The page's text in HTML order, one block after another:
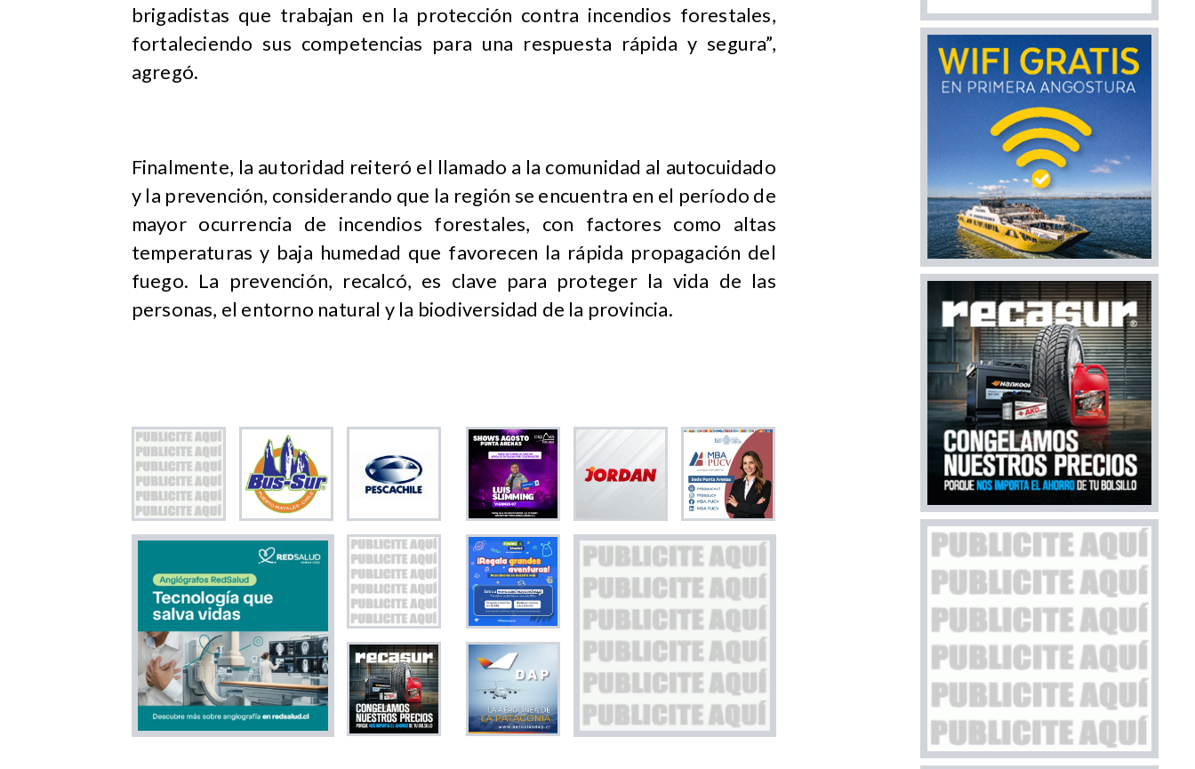
brigadistas que trabajan en la protección contra incendios forestales,
fortaleciendo sus competencias para una respuesta rápida y segura”,
agregó.
Finalmente, la autoridad reiteró el llamado a la comunidad al autocuidado
y la prevención, considerando que la región se encuentra en el período de
mayor ocurrencia de incendios forestales, con factores como altas
temperaturas y baja humedad que favorecen la rápida propagación del
fuego. La prevención, recalcó, es clave para proteger la vida de las
personas, el entorno natural y la biodiversidad de la provincia.